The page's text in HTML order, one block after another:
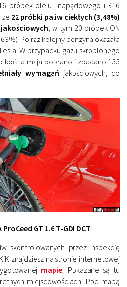
próbek oleju napędowego i 316
że 22 próbki paliw ciekłych (3,48%)
, w tym 20 próbek ON
Po raz kolejny benzyna okazała
W przypadku gazu skroplonego
końca maja pobrano i zbadano 133
wymagań jakościowych, co
ProCeed GT 1.6 T-GDI DCT
skontrolowanych przez Inspekcję
znajdziesz na stronie internetowej
mapie. Pokazane są tu
miejscowościach. Pod mapą